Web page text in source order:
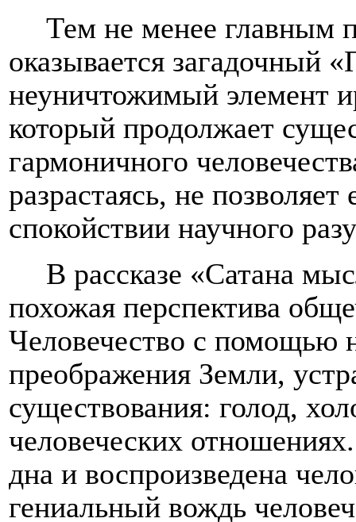
Тем не менее главным
оказывается загадочный
неуничтожимый элемент
который продолжает
гармоничного
разрастаясь, не
спокойствии научного
В рассказе «Сатана
похожая перспектива
Человечество с помощью
преображения Земли,
существования: голод,
человеческих
дна и воспроизведена
гениальный вождь